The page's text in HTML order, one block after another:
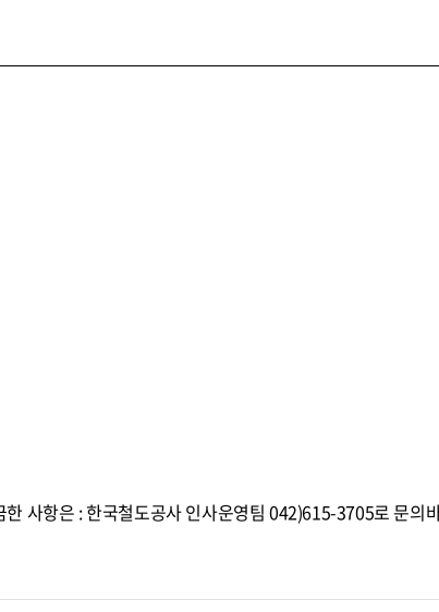
사항은 : 한국철도공사 인사운영팀 042)615-3705로 문의